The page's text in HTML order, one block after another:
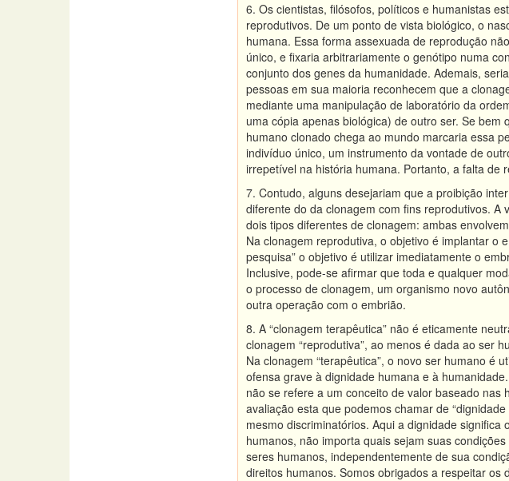
6. Os cientistas, filósofos, políticos e humanistas
reprodutivos. De um ponto de vista biológico, o
humana. Essa forma assexuada de reprodução
único, e fixaria arbitrariamente o genótipo numa
conjunto dos genes da humanidade. Ademais,
pessoas em sua maioria reconhecem que a
mediante uma manipulação de laboratório da
uma cópia apenas biológica) de outro ser. Se
humano clonado chega ao mundo marcaria essa
indivíduo único, um instrumento da vontade de
irrepetível na história humana. Portanto, a falta de
7. Contudo, alguns desejariam que a proibição
diferente do da clonagem com fins reprodutivos. A
dois tipos diferentes de clonagem: ambas
Na clonagem reprodutiva, o objetivo é implantar o
pesquisa” o objetivo é utilizar imediatamente o
Inclusive, pode-se afirmar que toda e qualquer
o processo de clonagem, um organismo novo
outra operação com o embrião.
8. A “clonagem terapêutica” não é eticamente
clonagem “reprodutiva”, ao menos é dada ao ser
Na clonagem “terapêutica”, o novo ser humano é
ofensa grave à dignidade humana e à
não se refere a um conceito de valor baseado
avaliação esta que podemos chamar de
mesmo discriminatórios. Aqui a dignidade
humanos, não importa quais sejam suas
seres humanos, independentemente de sua
direitos humanos. Somos obrigados a respeitar